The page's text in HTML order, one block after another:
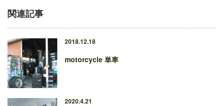
関連記事
2018.12.18
motorcycle 単車
2020.4.21